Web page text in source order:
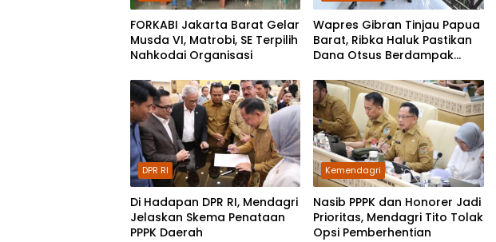
FORKABI Jakarta Barat Gelar
Musda VI, Matrobi, SE Terpilih
Nahkodai Organisasi
Wapres Gibran Tinjau Papua
Barat, Ribka Haluk Pastikan
Dana Otsus Berdampak
DPR RI
Di Hadapan DPR RI, Mendagri
Jelaskan Skema Penataan
PPPK Daerah
Kemendagri
Nasib PPPK dan Honorer Jadi
Prioritas, Mendagri Tito Tolak
Opsi Pemberhentian